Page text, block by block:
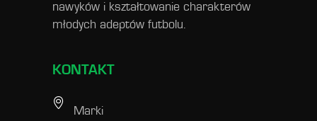
nawyków i kształtowanie charakterów
młodych adeptów futbolu.
KONTAKT
Marki